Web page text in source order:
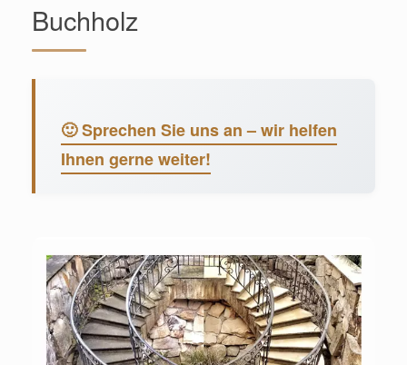
Buchholz
🙂 Sprechen Sie uns an – wir helfen
Ihnen gerne weiter!